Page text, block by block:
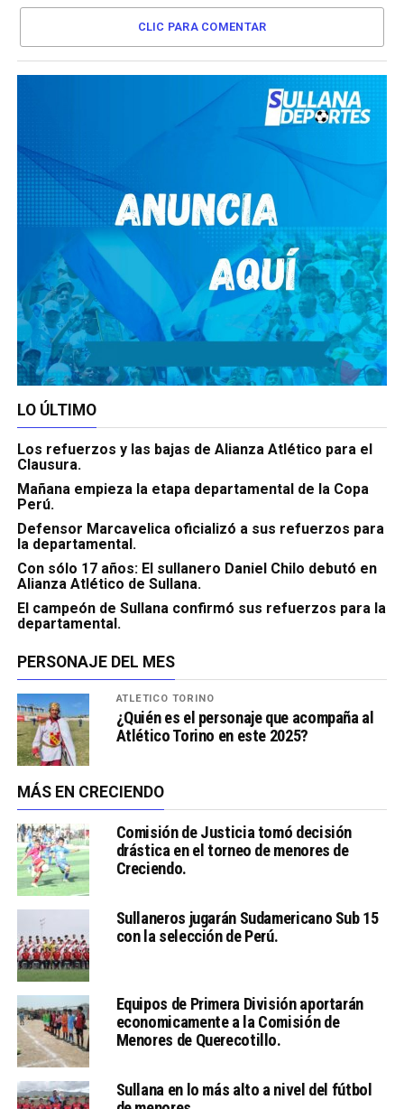
CLIC PARA COMENTAR
LO ÚLTIMO
Los refuerzos y las bajas de Alianza Atlético para el
Clausura.
Mañana empieza la etapa departamental de la Copa
Perú.
Defensor Marcavelica oficializó a sus refuerzos para
la departamental.
Con sólo 17 años: El sullanero Daniel Chilo debutó en
Alianza Atlético de Sullana.
El campeón de Sullana confirmó sus refuerzos para la
departamental.
PERSONAJE DEL MES
ATLÉTICO TORINO
¿Quién es el personaje que acompaña al
Atlético Torino en este 2025?
MÁS EN CRECIENDO
Comisión de Justicia tomó decisión
drástica en el torneo de menores de
Creciendo.
Sullaneros jugarán Sudamericano Sub 15
con la selección de Perú.
Equipos de Primera División aportarán
economicamente a la Comisión de
Menores de Querecotillo.
Sullana en lo más alto a nivel del fútbol